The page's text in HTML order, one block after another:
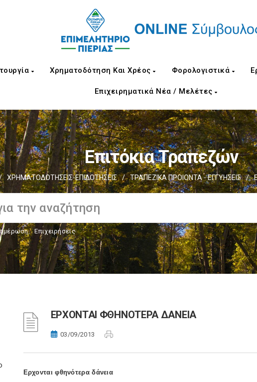
Χρηματοδότηση Και Χρέος Φορολογιστικά
Επιχειρηματικά Νέα / Μελέτες
Επιτόκια Τραπεζών
ΧΡΗΜΑΤΟΔΟΤΗΣΕΙΣ-ΕΠΙΔΟΤΗΣΕΙΣ / ΤΡΑΠΕΖΙΚΑ ΠΡΟΙΟΝΤΑ - ΕΓΓΥΗΣΕΙΣ /
, Επιχειρήσεις
ΕΡΧΟΝΤΑΙ ΦΘΗΝΟΤΕΡΑ ΔΑΝΕΙΑ
03/09/2013
Ερχονται φθηνότερα δάνεια